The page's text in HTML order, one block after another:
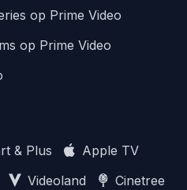
op Prime Video
op Prime Video
& Plus
Apple TV
Videoland
Cinetree